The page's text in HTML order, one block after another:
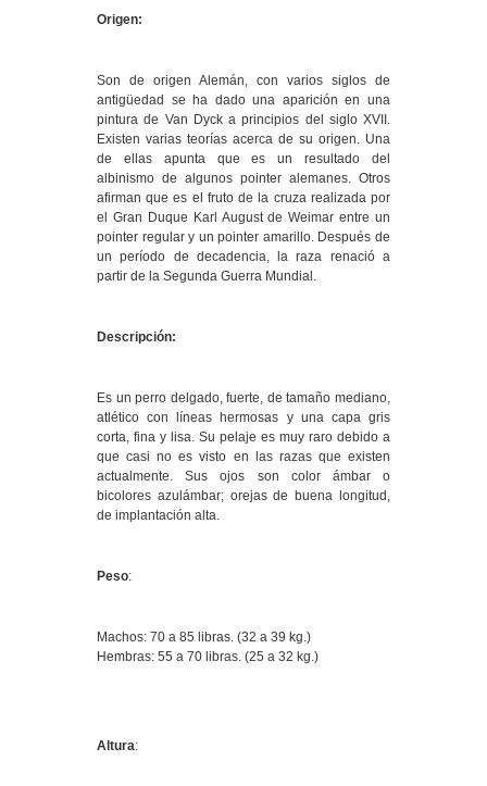
Origen:
Son de origen Alemán, con varios siglos de
antigüedad se ha dado una aparición en una
pintura de Van Dyck a principios del siglo XVII.
Existen varias teorías acerca de su origen. Una
de ellas apunta que es un resultado del
albinismo de algunos pointer alemanes. Otros
afirman que es el fruto de la cruza realizada por
el Gran Duque Karl August de Weimar entre un
pointer regular y un pointer amarillo. Después de
un período de decadencia, la raza renació a
partir de la Segunda Guerra Mundial.
Descripción:
Es un perro delgado, fuerte, de tamaño mediano,
atlético con líneas hermosas y una capa gris
corta, fina y lisa. Su pelaje es muy raro debido a
que casi no es visto en las razas que existen
actualmente. Sus ojos son color ámbar o
bicolores azulámbar; orejas de buena longitud,
de implantación alta.
Peso:
Machos: 70 a 85 libras. (32 a 39 kg.)
Hembras: 55 a 70 libras. (25 a 32 kg.)
Altura: